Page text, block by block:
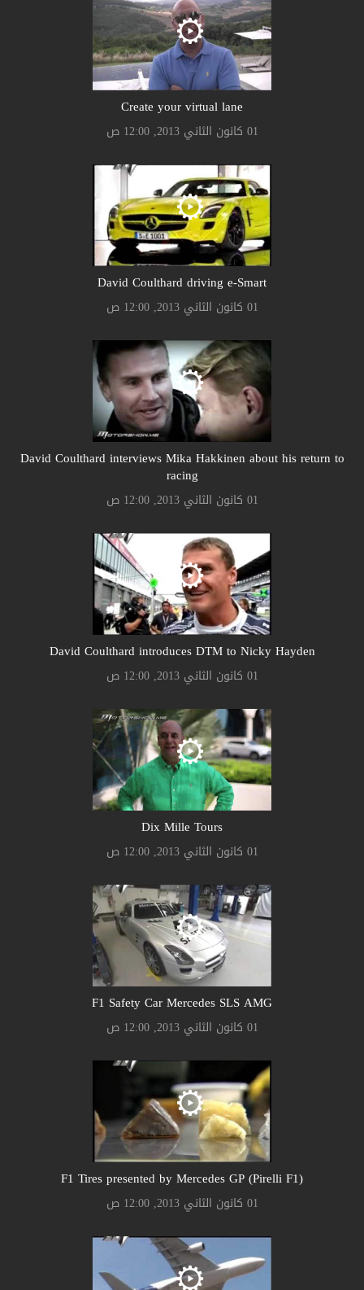
Create your virtual lane
01 كانون الثاني 2013, 12:00 ص
David Coulthard driving e-Smart
01 كانون الثاني 2013, 12:00 ص
David Coulthard interviews Mika Hakkinen about his return to
racing
01 كانون الثاني 2013, 12:00 ص
David Coulthard introduces DTM to Nicky Hayden
01 كانون الثاني 2013, 12:00 ص
Dix Mille Tours
01 كانون الثاني 2013, 12:00 ص
F1 Safety Car Mercedes SLS AMG
01 كانون الثاني 2013, 12:00 ص
F1 Tires presented by Mercedes GP (Pirelli F1)
01 كانون الثاني 2013, 12:00 ص